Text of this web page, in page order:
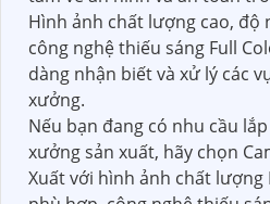
Hình ảnh chất lượng cao, độ
công nghệ thiếu sáng Full
dàng nhận biết và xử lý các
xưởng.
Nếu bạn đang có nhu cầu
xưởng sản xuất, hãy chọn
Xuất với hình ảnh chất lượng